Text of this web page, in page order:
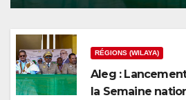
RÉGIONS (WILAYA)
Aleg :
la Semaine